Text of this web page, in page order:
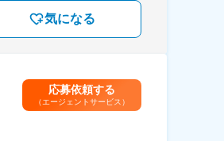
気になる
応募依頼する
（エージェントサービス）